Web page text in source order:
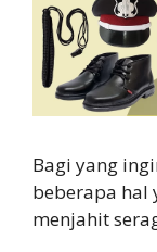
Bagi yang
beberapa hal
menjahit